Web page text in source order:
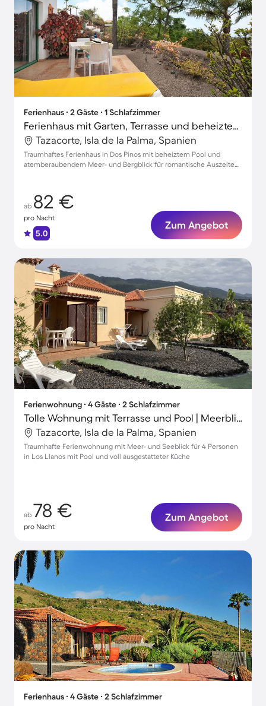
Ferienhaus ∙ 2 Gäste ∙ 1 Schlafzimmer
Ferienhaus mit Garten, Terrasse und beheiztem Pool | Stadtblick | Perfekt für die Arbeit von Zuhause
Tazacorte, Isla de la Palma, Spanien
Traumhaftes Ferienhaus in Dos Pinos mit beheiztem Pool und
atemberaubendem Meer- und Bergblick für romantische Auszeiten
ab 82 €
pro Nacht
5.0
Zum Angebot
Ferienwohnung ∙ 4 Gäste ∙ 2 Schlafzimmer
Tolle Wohnung mit Terrasse und Pool | Meerblick
Tazacorte, Isla de la Palma, Spanien
Traumhafte Ferienwohnung mit Meer- und Seeblick für 4 Personen
in Los Llanos mit Pool und voll ausgestatteter Küche
ab 78 €
pro Nacht
Zum Angebot
Ferienhaus ∙ 4 Gäste ∙ 2 Schlafzimmer